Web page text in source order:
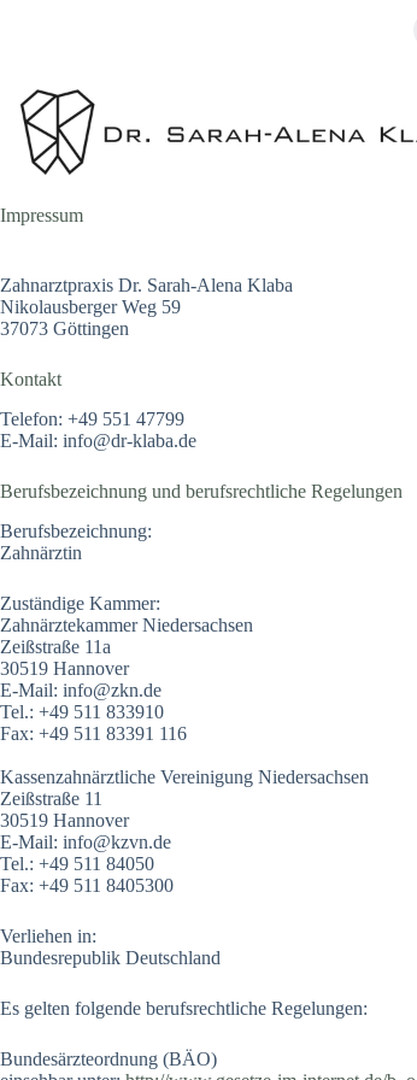
Impressum
Zahnarztpraxis Dr. Sarah-Alena Klaba
Nikolausberger Weg 59
37073 Göttingen
Kontakt
Telefon: +49 551 47799
E-Mail: info@dr-klaba.de
Berufsbezeichnung und berufsrechtliche Regelungen
Berufsbezeichnung:
Zahnärztin
Zuständige Kammer:
Zahnärztekammer Niedersachsen
Zeißstraße 11a
30519 Hannover
E-Mail: info@zkn.de
Tel.: +49 511 833910
Fax: +49 511 83391 116
Kassenzahnärztliche Vereinigung Niedersachsen
Zeißstraße 11
30519 Hannover
E-Mail: info@kzvn.de
Tel.: +49 511 84050
Fax: +49 511 8405300
Verliehen in:
Bundesrepublik Deutschland
Es gelten folgende berufsrechtliche Regelungen:
Bundesärzteordnung (BÄO)